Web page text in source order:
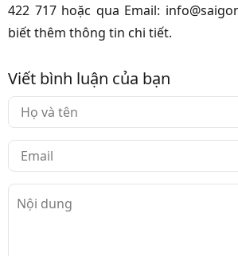
422 717 hoặc qua Email:
biết thêm thông tin chi tiết.
Viết bình luận của bạn